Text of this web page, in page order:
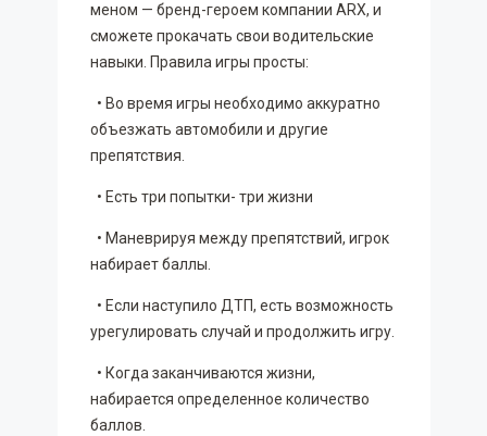
меном — бренд-героем компании ARX, и
сможете прокачать свои водительские
навыки. Правила игры просты:
• Во время игры необходимо аккуратно
объезжать автомобили и другие
препятствия.
• Есть три попытки- три жизни
• Маневрируя между препятствий, игрок
набирает баллы.
• Если наступило ДТП, есть возможность
урегулировать случай и продолжить игру.
• Когда заканчиваются жизни,
набирается определенное количество
баллов.